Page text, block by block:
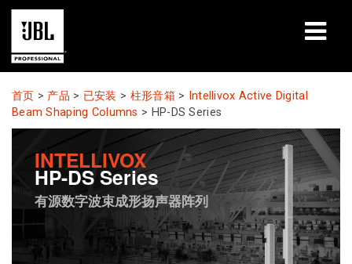
产品
案例研究
学习课程
首页 > 产品 > 已安装 > 柱形音箱> Intellivox Active Digital
Beam Shaping Columns > HP-DS Series
INTELLIVOX
HP-DS Series
有源数字波束成形扬声器阵列